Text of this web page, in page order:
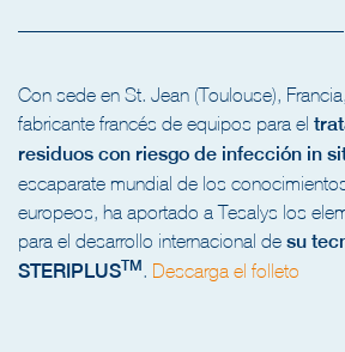
Con sede en St. Jean (Toulouse),
fabricante francés de equipos para el
residuos con riesgo de infección in
escaparate mundial de los
europeos, ha aportado a Tesalys los
para el desarrollo internacional de su
STERIPLUSTM Descarga el folleto